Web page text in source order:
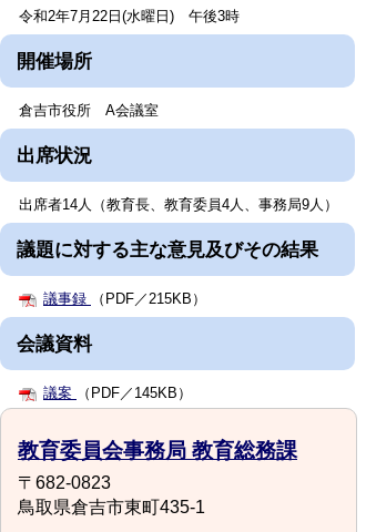
令和2年7月22日(水曜日) 午後3時
開催場所
倉吉市役所 A会議室
出席状況
出席者14人（教育長、教育委員4人、事務局9人）
議題に対する主な意見及びその結果
議事録 （PDF／215KB）
会議資料
議案 （PDF／145KB）
教育委員会事務局 教育総務課
〒682-0823
鳥取県倉吉市東町435-1